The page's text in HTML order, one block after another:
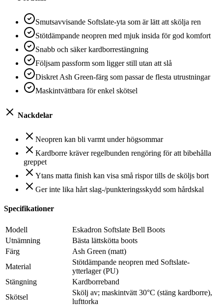
Smutsavvisande Softslate-yta som är lätt att skölja ren
Stötdämpande neopren med mjuk insida för god komfort
Snabb och säker kardborrestängning
Följsam passform som ligger still utan att slå
Diskret Ash Green-färg som passar de flesta utrustningar
Maskintvättbara för enkel skötsel
Nackdelar
Neopren kan bli varmt under högsommar
Kardborre kräver regelbunden rengöring för att bibehålla
greppet
Ytans matta finish kan visa små rispor tills de sköljs bort
Ger inte lika hårt slag-/punkteringsskydd som hårdskal
Specifikationer
Modell
Eskadron Softslate Bell Boots
Utnämning
Bästa lättskötta boots
Färg
Ash Green (matt)
Material
Stötdämpande neopren med Softslate-
ytterlager (PU)
Stängning
Kardborreband
Skötsel
Skölj av; maskintvätt 30°C (stäng kardborre),
lufttorka